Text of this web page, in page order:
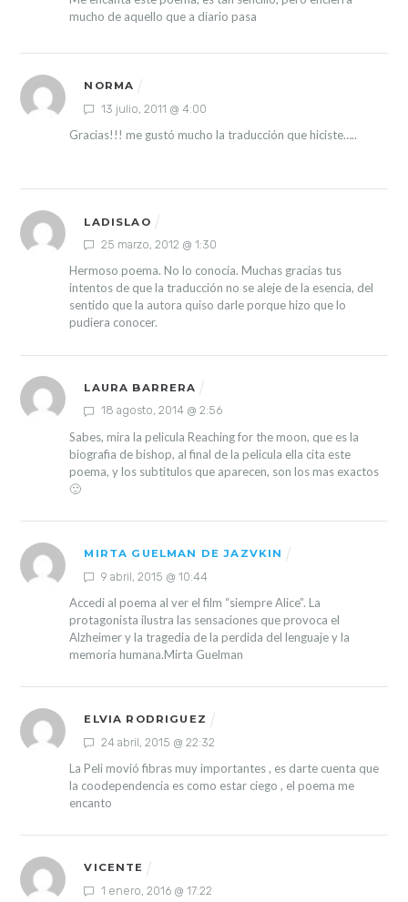
mucho de aquello que a diario pasa
NORMA
13 julio, 2011 @ 4:00
Gracias!!! me gustó mucho la traducción que hiciste…..
LADISLAO
25 marzo, 2012 @ 1:30
Hermoso poema. No lo conocía. Muchas gracias tus
intentos de que la traducción no se aleje de la esencia, del
sentido que la autora quiso darle porque hizo que lo
pudiera conocer.
LAURA BARRERA
18 agosto, 2014 @ 2:56
Sabes, mira la pelicula Reaching for the moon, que es la
biografia de bishop, al final de la pelicula ella cita este
poema, y los subtitulos que aparecen, son los mas exactos
🙂
MIRTA GUELMAN DE JAZVKIN
9 abril, 2015 @ 10:44
Accedi al poema al ver el film “siempre Alice”. La
protagonista ilustra las sensaciones que provoca el
Alzheimer y la tragedia de la perdida del lenguaje y la
memoria humana.Mirta Guelman
ELVIA RODRIGUEZ
24 abril, 2015 @ 22:32
La Peli movió fibras muy importantes , es darte cuenta que
la coodependencia es como estar ciego , el poema me
encanto
VICENTE
1 enero, 2016 @ 17:22